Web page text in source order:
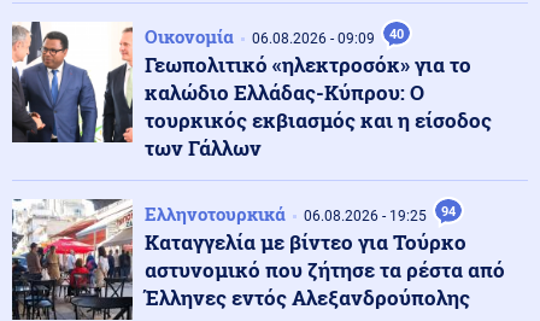
Κόσμος 06.08.2026 - 23:14
Επιβεβαιώνεται η ανοδική τάση της AfD στη Γερμανία:
Στο 28% ανέβηκε, βυθίζεται η δημοτικότητα του Μερτς
Κόσμος 06.08.2026 - 23:07
Ξεκινά δελτίο νερού στο Πουέρτο Ρίκο λόγω της
ξηρασίας
Κοινωνία 06.08.2026 - 23:06
Διατάχθηκε ΕΔΕ για τους αστυνομικούς που
εμπλέκονται στην υπόθεση της 75χρονης στα Χανιά
Οικονομία 06.08.2026 - 09:09 40
Γεωπολιτικό «ηλεκτροσόκ» για το
καλώδιο Ελλάδας-Κύπρου: Ο
τουρκικός εκβιασμός και η είσοδος
των Γάλλων
Ελληνοτουρκικά 06.08.2026 - 19:25 94
Καταγγελία με βίντεο για Τούρκο
αστυνομικό που ζήτησε τα ρέστα από
Έλληνες εντός Αλεξανδρούπολης